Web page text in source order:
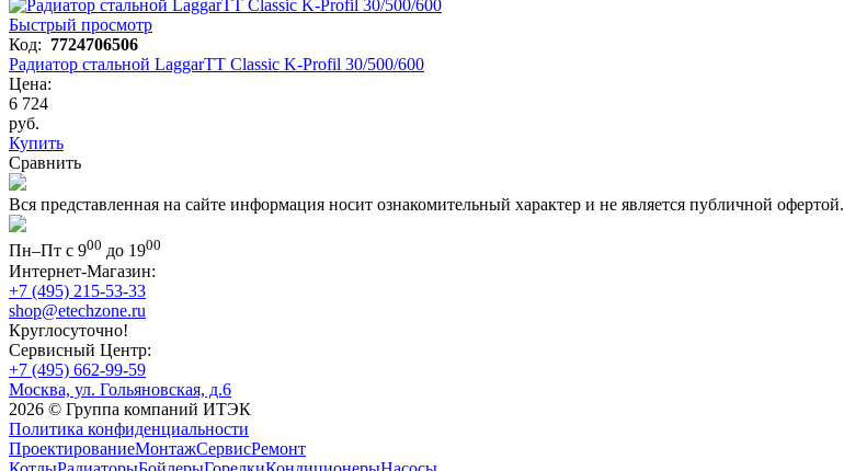
Быстрый просмотр
Код: 7724706506
Радиатор стальной LaggarTT Classic K-Profil 30/500/600
Цена:
6 724
руб.
Купить
Сравнить
Вся представленная на сайте информация носит ознакомительный характер и не является публичной офертой.
Пн–Пт с 900 до 1900
Интернет-Магазин:
+7 (495) 215-53-33
shop@etechzone.ru
Круглосуточно!
Сервисный Центр:
+7 (495) 662-99-59
Москва, ул. Гольяновская, д.6
2026 © Группа компаний ИТЭК
Политика конфиденциальности
ПроектированиеМонтажСервисРемонт